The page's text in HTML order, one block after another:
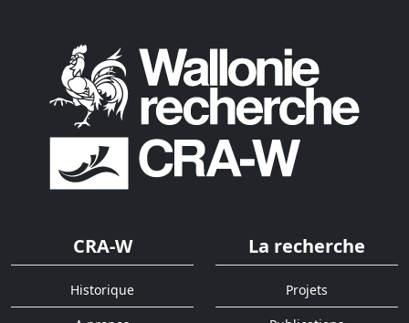
CRA-W
Historique
La recherche
Projets